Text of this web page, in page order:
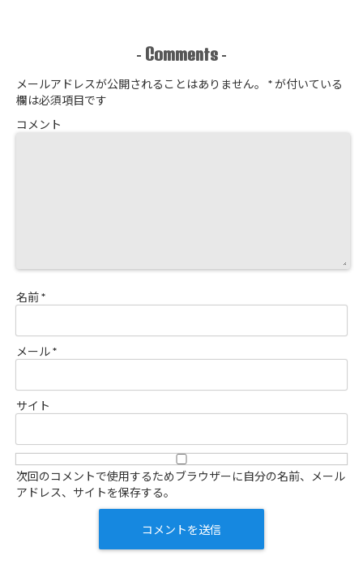
- Comments -
メールアドレスが公開されることはありません。 *が付いている
欄は必須項目です
コメント
名前*
メール*
サイト
次回のコメントで使用するためブラウザーに自分の名前、メール
アドレス、サイトを保存する。